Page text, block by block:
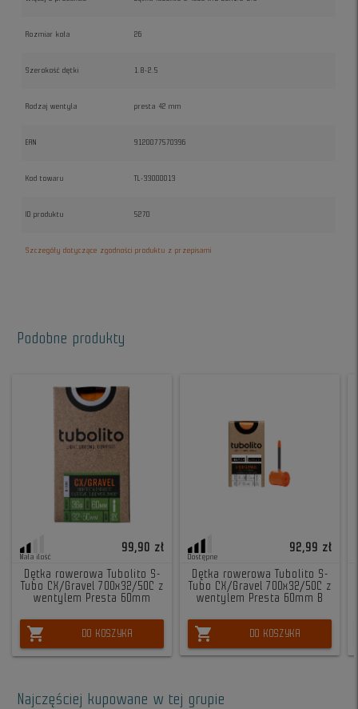
Rozmiar koła 26
Szerokość dętki 1.8-2.5
Rodzaj wentyla presta 42 mm
EAN 9120077570396
Kod towaru TL-33000013
ID produktu 5270
Szczegóły dotyczące zgodności produktu z przepisami
Podobne produkty
Mała ilość
99,90 zł
Dętka rowerowa Tubolito S-
Tubo CX/Gravel 700x32/50C z
wentylem Presta 60mm
shopping_cart DO KOSZYKA
Dostępne
92,99 zł
Dętka rowerowa Tubolito S-
Tubo CX/Gravel 700x32/50C z
wentylem Presta 60mm B
shopping_cart DO KOSZYKA
Najczęściej kupowane w tej grupie